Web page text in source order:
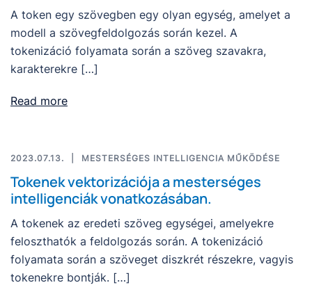
A token egy szövegben egy olyan egység, amelyet a
modell a szövegfeldolgozás során kezel. A
tokenizáció folyamata során a szöveg szavakra,
karakterekre […]
Read more
2023.07.13. MESTERSÉGES INTELLIGENCIA MŰKÖDÉSE
Tokenek vektorizációja a mesterséges
intelligenciák vonatkozásában.
A tokenek az eredeti szöveg egységei, amelyekre
feloszthatók a feldolgozás során. A tokenizáció
folyamata során a szöveget diszkrét részekre, vagyis
tokenekre bontják. […]